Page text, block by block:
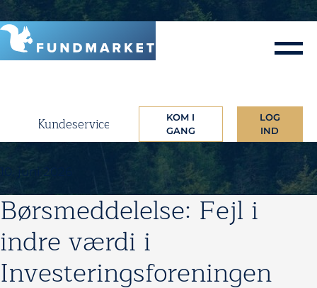
Skip
to
content
Kundeservice
KOM I
GANG
LOG
IND
10. juni 2026
Børsmeddelelse: Fejl i
indre værdi i
Investeringsforeningen